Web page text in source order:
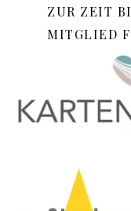
ZUR ZEIT
MITGLIED